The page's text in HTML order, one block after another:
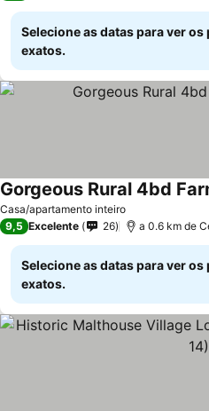
Selecione as datas para ver os
exatos.
Casa/apartamento inteiro
Gorgeous Rural 4bd
9,5 Excelente 26 a 0.6 km de
Selecione as datas para ver os
exatos.